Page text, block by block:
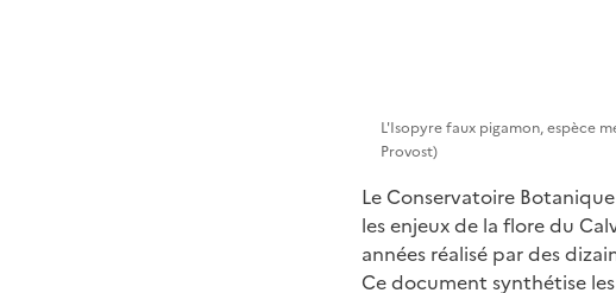
L'Isopyre faux pigamon, espèce
Provost)
Le Conservatoire
les enjeux de la flore du
années réalisé par des
Ce document synthétise